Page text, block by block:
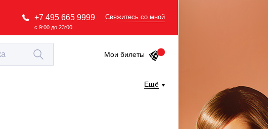
+7 495 665 9999
с 9:00 до 23:00
Свяжитесь со мной
Мои билеты
Ещё